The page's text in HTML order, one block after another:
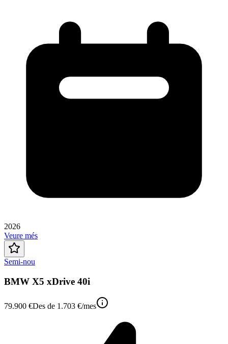
2026
Veure més
Semi-nou
BMW X5 xDrive 40i
79.900 €Des de 1.703 €/mes